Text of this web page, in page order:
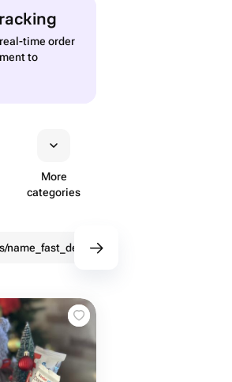
time order
to
More
categories
name_fast_delivery